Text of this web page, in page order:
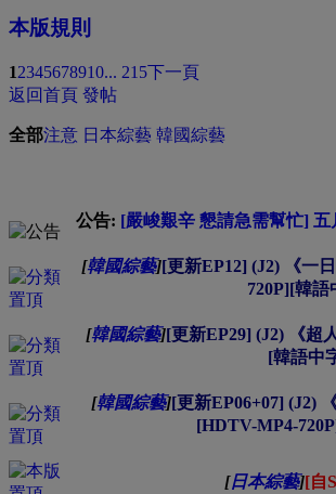
本版規則
12345678910... 215下一頁
返回首頁 發帖
全部注意 日本綜藝 韓國綜藝
公告: [嚴峻艱辛 懇請急需幫忙]
[韓國綜藝][更新EP12] (J2) 《一
720P][韓語
[韓國綜藝][更新EP29] (J2) 《超
[韓語中
[韓國綜藝][更新EP06+07] (J2)
[HDTV-MP4-
[日本綜藝][自